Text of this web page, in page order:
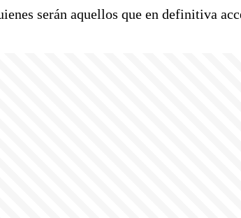
serán aquellos que en definitiva